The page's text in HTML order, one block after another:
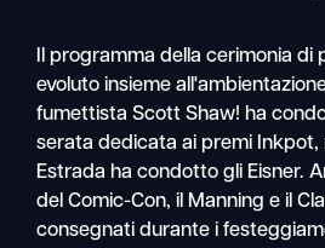
Il programma della cerimonia di
evoluto insieme
fumettista Scott Shaw! ha
serata dedicata ai premi
Estrada ha condotto gli Eisner.
del Comic-Con, il Manning e il
consegnati durante i